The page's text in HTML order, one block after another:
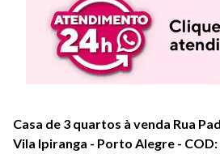
Casa de 3 quartos à venda Rua
Vila Ipiranga - Porto Alegre - COD: